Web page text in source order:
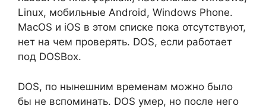
Linux, мобильные Android, Windows Phone.
MacOS и iOS в этом списке пока отсутствуют,
нет на чем проверять. DOS, если работает
под DOSBox.
DOS, по нынешним временам можно было
бы не вспоминать. DOS умер, но после него